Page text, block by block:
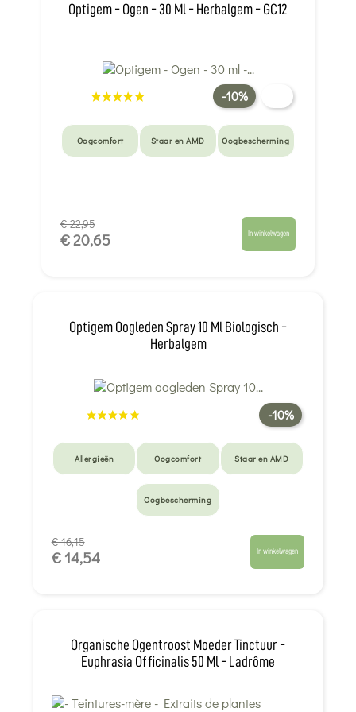
Optigem - Ogen - 30 Ml - Herbalgem - GC12
-10%
Oogcomfort Staar en AMD Oogbescherming
€ 22,95
€ 20,65 In winkelwagen
Optigem Oogleden Spray 10 Ml Biologisch -
Herbalgem
-10%
Allergieën Oogcomfort Staar en AMD
Oogbescherming
€ 16,15
€ 14,54 In winkelwagen
Organische Ogentroost Moeder Tinctuur -
Euphrasia Officinalis 50 Ml - Ladrôme